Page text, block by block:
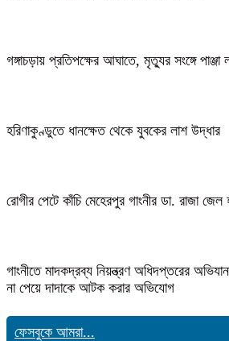
গঙ্গাচড়ায় প্রতিপক্ষের আঘাতে, মৃত্যুর সংঙ্গে
হরিণাকুণ্ডুতে ধানক্ষেত থেকে যুবকের লাশ উদ্ধার
রোগীর পেটে কাঁচি মেহেরপুর গাংনীর ডা. রাজা জেল
গাংনীতে মাদকদ্রব্য নিয়ন্ত্রণ অধিদপ্তরের
না পেয়ে দাদাকে আটক করার অভিযোগ
ফেসবুকে আমরা...